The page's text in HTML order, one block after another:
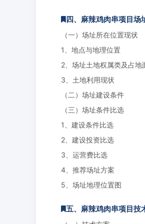
四、麻辣鸡肉串项目场
（一）场址所在位置现状
1、地点与地理位置
2、场址土地权属类及占地
3、土地利用现状
（二）场址建设条件
（三）场址条件比选
1、建设条件比选
2、建设投资比选
3、运营费比选
4、推荐场址方案
5、场址地理位置图
五、麻辣鸡肉串项目技